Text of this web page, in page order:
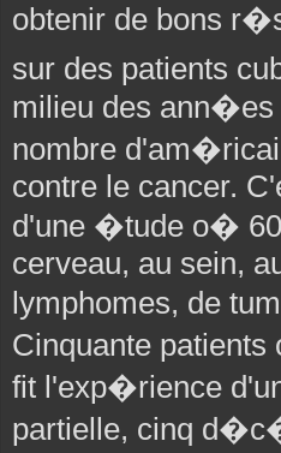
obtenir de bons
sur des patients
milieu des
nombre
contre le cancer.
d'une �tude o� 60
cerveau, au sein,
lymphomes, de
Cinquante
fit l'exp�rience
partielle, cinq